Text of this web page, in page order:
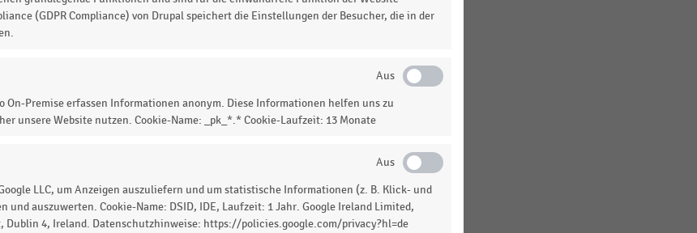
nach Umsatz
(GDPR Compliance) von Drupal speichert die Einstellungen der Besucher, die in der
On-Premise erfassen Informationen anonym. Diese Informationen helfen uns zu
unsere Website nutzen. Cookie-Name: _pk_*.* Cookie-Laufzeit: 13 Monate
LLC, um Anzeigen auszuliefern und um statistische Informationen (z. B. Klick- und
und auszuwerten. Cookie-Name: DSID, IDE, Laufzeit: 1 Jahr. Google Ireland Limited,
Dublin 4, Ireland. Datenschutzhinweise: https://policies.google.com/privacy?hl=de